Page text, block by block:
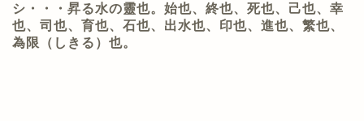
シ・・・昇る水の靈也。 始也、終也、死也、己也、幸
也、司也、育也、石也、出水也、印也、進也、繁也、
為限（しきる）也。